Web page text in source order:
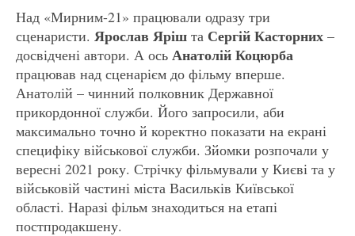
Над «Мирним-21» працювали одразу три
сценаристи. Ярослав Яріш та Сергій Касторних –
досвідчені автори. А ось Анатолій Коцюрба
працював над сценарієм до фільму вперше.
Анатолій – чинний полковник Державної
прикордонної служби. Його запросили, аби
максимально точно й коректно показати на екрані
специфіку військової служби. Зйомки розпочали у
вересні 2021 року. Стрічку фільмували у Києві та у
військовій частині міста Васильків Київської
області. Наразі фільм знаходиться на етапі
постпродакшену.